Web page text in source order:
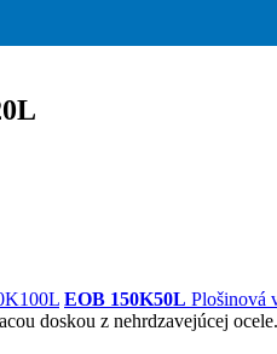
EOB 150K50L Plošinová
doskou z nehrdzavejúcej ocele.